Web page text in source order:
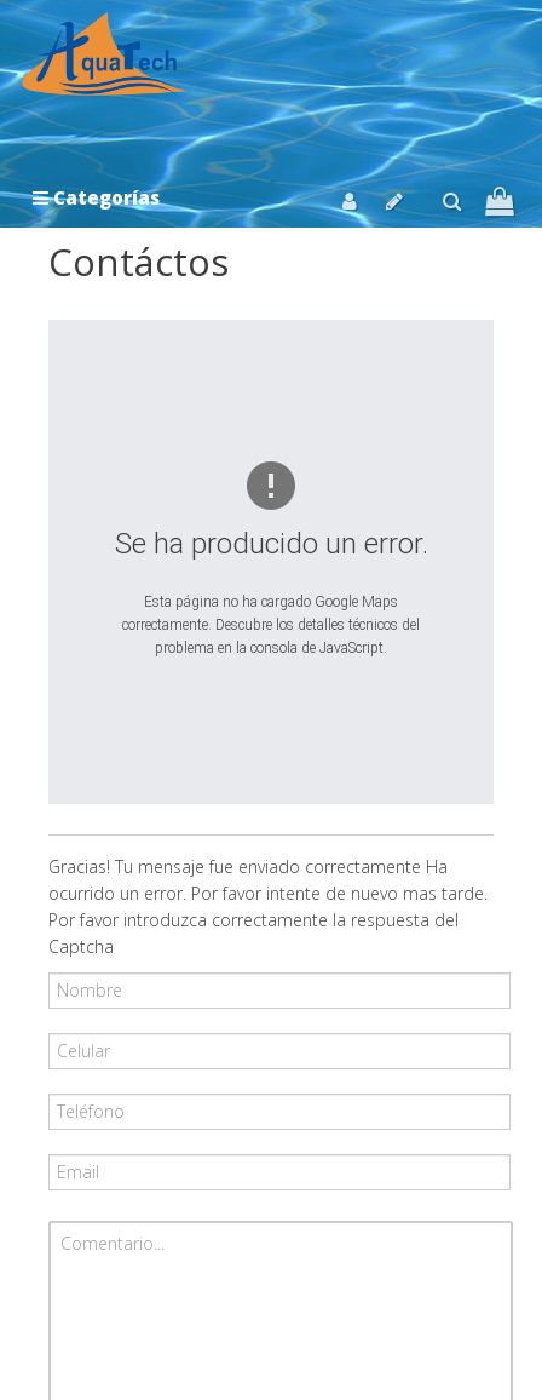
Categorías
Contáctos
Se ha producido un error.
Esta página no ha cargado Google Maps
correctamente. Descubre los detalles técnicos del
problema en la consola de JavaScript.
Gracias! Tu mensaje fue enviado correctamente Ha
ocurrido un error. Por favor intente de nuevo mas tarde.
Por favor introduzca correctamente la respuesta del
Captcha